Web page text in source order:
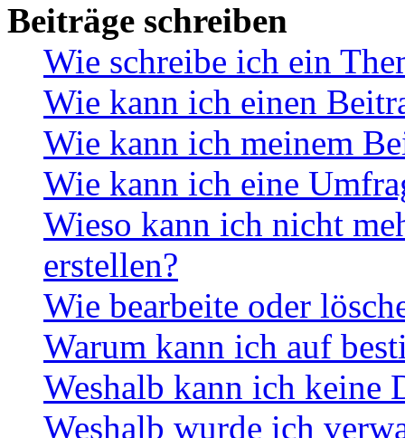
Beiträge schreiben
Wie schreibe ich ein
Wie kann ich einen
Wie kann ich meinem
Wie kann ich eine
Wieso kann ich nicht
erstellen?
Wie bearbeite oder
Warum kann ich auf
Weshalb kann ich keine
Weshalb wurde ich